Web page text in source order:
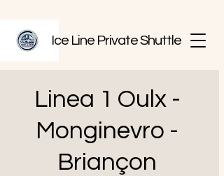
Ice Line Private Shuttle
Linea 1 Oulx -
Monginevro -
Briançon